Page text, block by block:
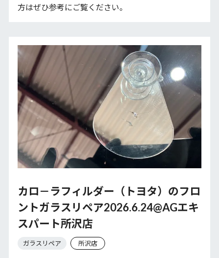
方はぜひ参考にご覧ください。
カロ－ラフィルダー（トヨタ）のフロ
ントガラスリペア2026.6.24@AGエキ
スパート所沢店
ガラスリペア 所沢店